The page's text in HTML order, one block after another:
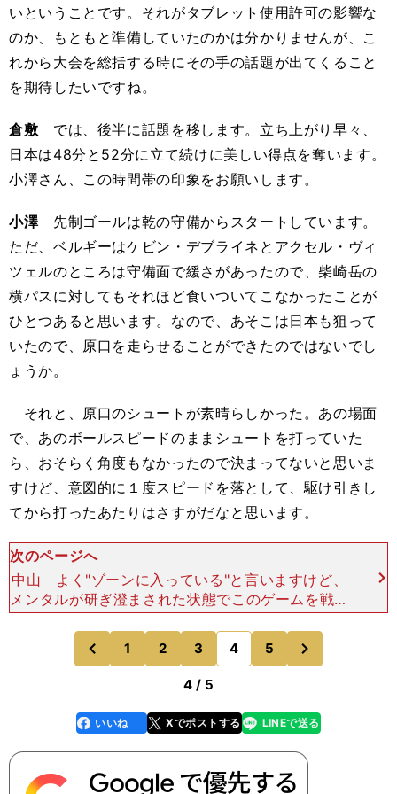
いということです。それがタブレット使用許可の影響な
のか、もともと準備していたのかは分かりませんが、こ
れから大会を総括する時にその手の話題が出てくること
を期待したいですね。
倉敷 では、後半に話題を移します。立ち上がり早々、
日本は48分と52分に立て続けに美しい得点を奪います。
小澤さん、この時間帯の印象をお願いします。
小澤先制ゴールは乾の守備からスタートしています。
ただ、ベルギーはケビン・デブライネとアクセル・ヴィ
ツェルのところは守備面で緩さがあったので、柴崎岳の
横パスに対してもそれほど食いついてこなかったことが
ひとつあると思います。なので、あそこは日本も狙って
いたので、原口を走らせることができたのではないでし
ょうか。
それと、原口のシュートが素晴らしかった。あの場面
で、あのボールスピードのままシュートを打っていた
ら、おそらく角度もなかったので決まってないと思いま
すけど、意図的に１度スピードを落として、駆け引きし
てから打ったあたりはさすがだなと思います。
次のページへ
中山 よく"ゾーンに入っている"と言いますけど、
メンタルが研ぎ澄まされた状態でこのゲームを戦え
ていることが、あの原口のシュートを見てもわかり
ますよね。正直、それまで日本がゴールを決めそう
な雰囲気は感じ
前
のページへ
1 2 3 4 5
のページへ
4 / 5
faceboo
k
いいね Xでポストする
line LINEで送る